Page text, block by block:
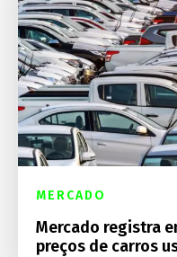
MERCADO
Mercado registra
preços de carros